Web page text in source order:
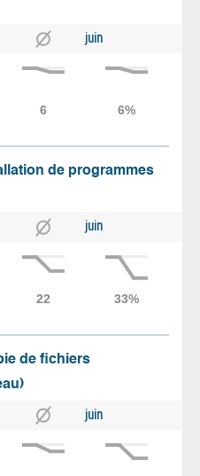
juin
de programmes
juin
de fichiers
juin